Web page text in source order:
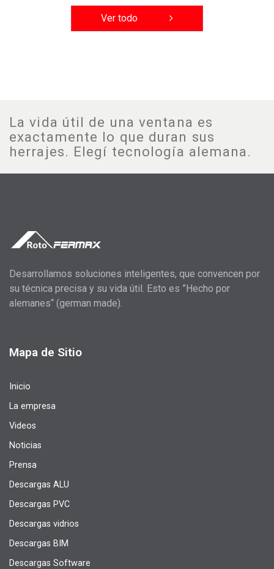
Ver todo
La vida útil de una ventana es
exactamente lo que duran sus
herrajes. Elegí tecnología alemana.
Desarrollamos soluciones inteligentes, que convencen por
su técnica precisa y su vida útil. Esto es ”Hecho por
alemanes“ (german made).
Mapa de Sitio
Inicio
La empresa
Videos
Noticias
Prensa
Descargas ALU
Descargas PVC
Descargas vidrios
Descargas BIM
Descargas Software